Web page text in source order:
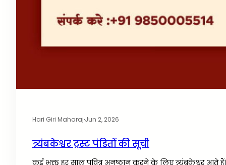
Hari Giri Maharaj·Jun 2, 2026
त्र्यंबकेश्वर ट्रस्ट पंडितों की सूची
कई भक्त हर साल पवित्र अनुष्ठान करने के लिए त्र्यंबकेश्वर आते